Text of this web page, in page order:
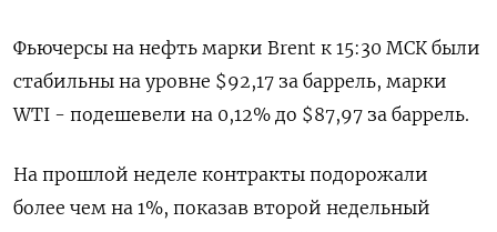
Фьючерсы на нефть марки Brent к 15:30 МСК были
стабильны на уровне $92,17 за баррель, марки
WTI - подешевели на 0,12% до $87,97 за баррель.
На прошлой неделе контракты подорожали
более чем на 1%, показав второй недельный